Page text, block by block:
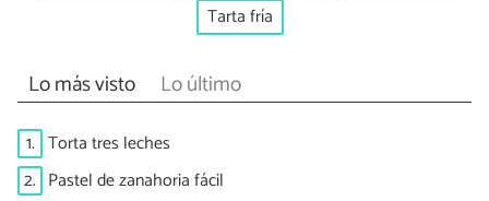
Tarta fría
Lo más visto Lo último
1. Torta tres leches
2. Pastel de zanahoria fácil